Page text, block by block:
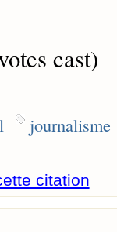
cast)
journalisme
citation